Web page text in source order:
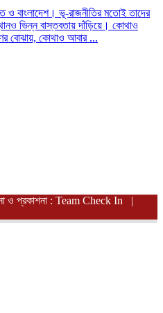
ও বাংলাদেশ। ভূ-রাজনীতির মতোই তাদের
ভিন্ন বাস্তবতায় দাঁড়িয়ে। কোথাও
বোঝায়, কোথাও আবার ...
প্রকাশনা : Team Check In |